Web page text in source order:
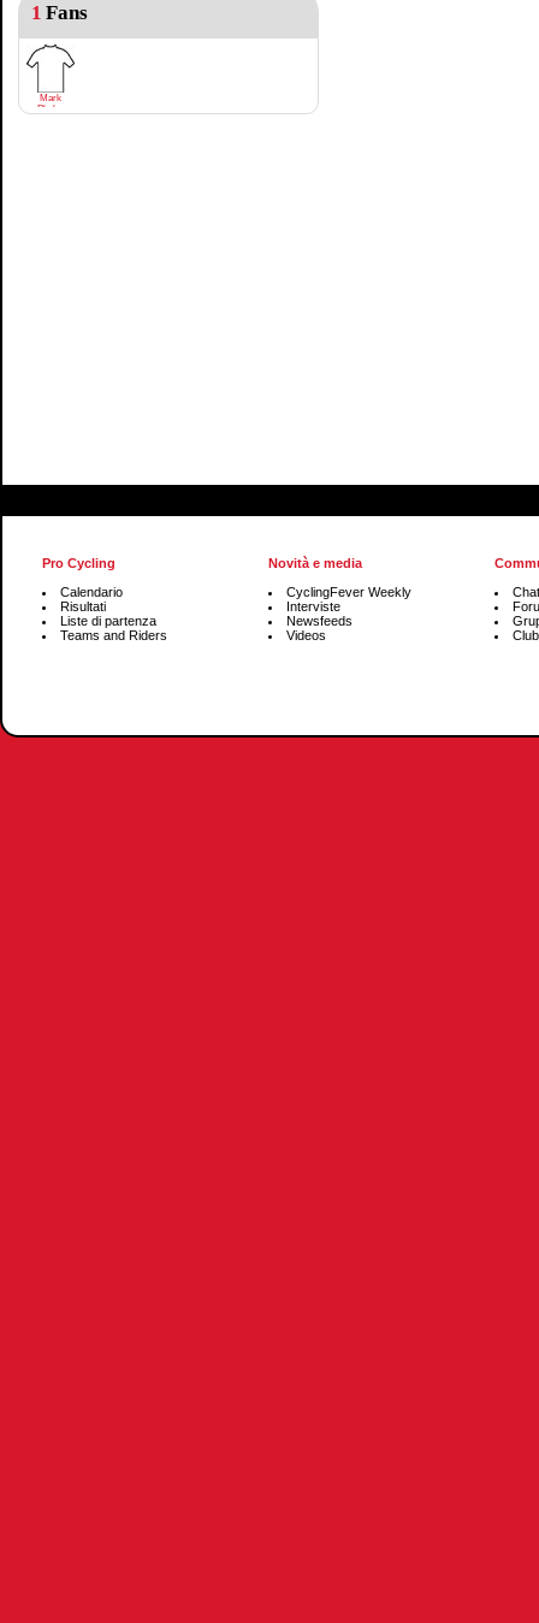
1 Fans
Mark
Phelan
Pro Cycling
Calendario
Risultati
Liste di partenza
Teams and Riders
Novità e media
CyclingFever Weekly
Interviste
Newsfeeds
Videos
Chat